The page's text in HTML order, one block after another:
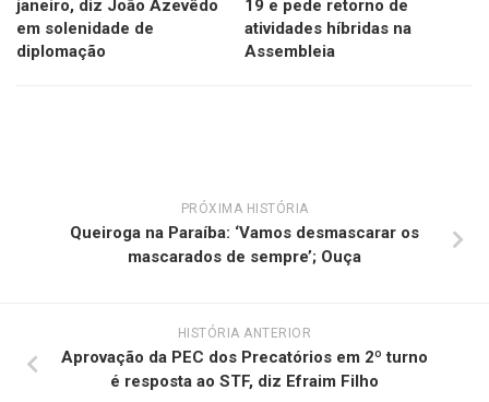
janeiro, diz João Azevêdo
em solenidade de
diplomação
19 e pede retorno de
atividades híbridas na
Assembleia
PRÓXIMA HISTÓRIA
Queiroga na Paraíba: ‘Vamos desmascarar os
mascarados de sempre’; Ouça
HISTÓRIA ANTERIOR
Aprovação da PEC dos Precatórios em 2º turno
é resposta ao STF, diz Efraim Filho